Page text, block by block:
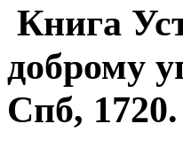
Книга
доброму
Спб, 1720.